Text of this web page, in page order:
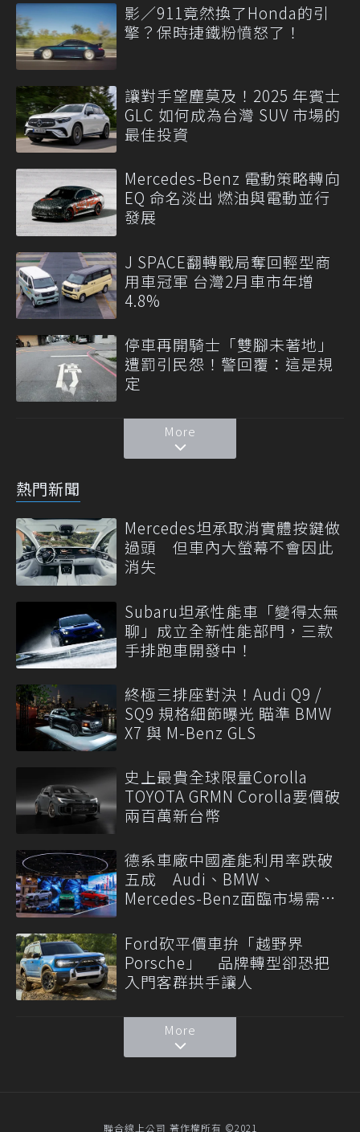
影／911竟然換了Honda的引
擎？保時捷鐵粉憤怒了！
讓對手望塵莫及！2025 年賓士
GLC 如何成為台灣 SUV 市場的
最佳投資
Mercedes-Benz 電動策略轉向
EQ 命名淡出 燃油與電動並行
發展
J SPACE翻轉戰局奪回輕型商
用車冠軍 台灣2月車市年增
4.8%
停車再開騎士「雙腳未著地」
遭罰引民怨！警回覆：這是規
定
More
熱門新聞
Mercedes坦承取消實體按鍵做
過頭 但車內大螢幕不會因此
消失
Subaru坦承性能車「變得太無
聊」成立全新性能部門，三款
手排跑車開發中！
終極三排座對決！Audi Q9 /
SQ9 規格細節曝光 瞄準 BMW
X7 與 M-Benz GLS
史上最貴全球限量Corolla
TOYOTA GRMN Corolla要價破
兩百萬新台幣
德系車廠中國產能利用率跌破
五成 Audi、BMW、
Mercedes-Benz面臨市場需求
Ford砍平價車拚「越野界
Porsche」 品牌轉型卻恐把
入門客群拱手讓人
More
聯合線上公司 著作權所有 ©2021